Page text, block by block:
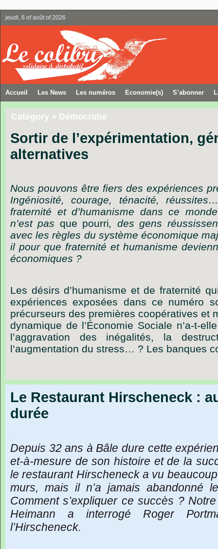
jeudi, 6 of août of 2026
Accueil Les News Les numéros Economie(s) S’abonner
Category » Démocratie
Sortir de l’expérimentation,
alternatives
.
Nous pouvons être fiers des expériences
Ingéniosité,
courage, ténacité,
fraternité et d’humanisme dans ce monde
n’est pas que pourri, des gens
avec les règles du système économique
il pour que fraternité et humanisme
économiques ?
.
Les désirs d’humanisme et de fraternité
expériences exposées dans ce numéro
précurseurs des premières coopératives et
dynamique de l’Économie Sociale n’a-t-
l’aggravation des inégalités, la
l’augmentation du stress… ? Les banques
Le Restaurant Hirscheneck :
durée
.
Depuis 32 ans à Bâle dure cette
et-à-mesure de son histoire et de la
le restaurant Hirscheneck a vu beaucoup
murs, mais il n’a jamais abandonné le
Comment s’expliquer ce succès ? Notre
Heimann
a interrogé Roger
l’Hirscheneck.
.